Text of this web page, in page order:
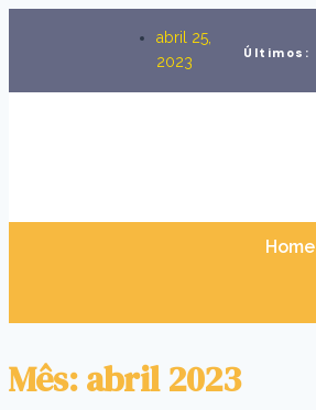
abril 25,
2023
Últimos:
Home
Mês: abril 2023